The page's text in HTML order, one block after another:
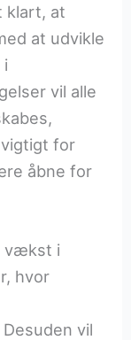
klart, at
at udvikle
i
vil alle
for
åbne for
vækst i
hvor
vil